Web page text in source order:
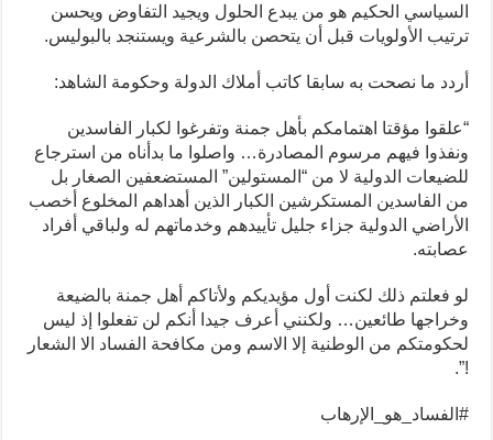
السياسي الحكيم هو من يبدع الحلول ويجيد التفاوض ويحسن
ترتيب الأولويات قبل أن يتحصن بالشرعية ويستنجد بالبوليس.
أردد ما نصحت به سابقا كاتب أملاك الدولة وحكومة الشاهد:
“علقوا مؤقتا اهتمامكم بأهل جمنة وتفرغوا لكبار الفاسدين
ونفذوا فيهم مرسوم المصادرة… واصلوا ما بدأناه من استرجاع
للضيعات الدولية لا من “المستولين” المستضعفين الصغار بل
من الفاسدين المستكرشين الكبار الذين أهداهم المخلوع أخصب
الأراضي الدولية جزاء جليل تأييدهم وخدماتهم له ولباقي أفراد
عصابته.
لو فعلتم ذلك لكنت أول مؤيديكم ولأتاكم أهل جمنة بالضيعة
وخراجها طائعين… ولكنني أعرف جيدا أنكم لن تفعلوا إذ ليس
لحكومتكم من الوطنية إلا الاسم ومن مكافحة الفساد الا الشعار
!”.
#الفساد_هو_الإرهاب